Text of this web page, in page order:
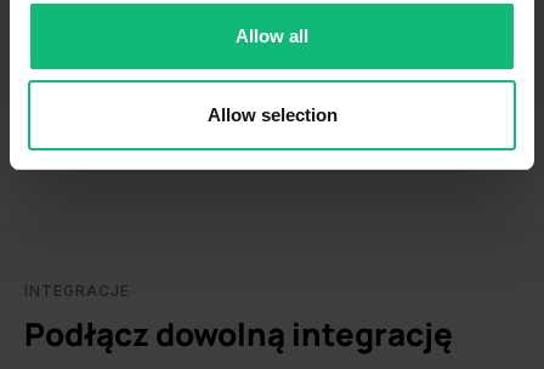
We use cookies to personalise content and ads, to
We also share information about your use of our site with
our social media, advertising and analytics partners who
may combine it with other information that you’ve
provided to them or that they’ve collected from your use
Allow all
Allow selection
INTEGRACJE
Podłącz dowolną integrację